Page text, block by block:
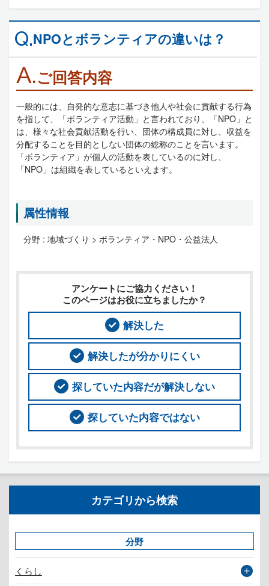
Q.NPOとボランティアの違いは？
A.ご回答内容
一般的には、自発的な意志に基づき他人や社会に貢献する行為
を指して、「ボランティア活動」と言われており、「NPO」と
は、様々な社会貢献活動を行い、団体の構成員に対し、収益を
分配することを目的としない団体の総称のことを言います。
「ボランティア」が個人の活動を表しているのに対し、
「NPO」は組織を表しているといえます。
属性情報
分野 : 地域づくり > ボランティア・NPO・公益法人
アンケートにご協力ください！
このページはお役に立ちましたか？
解決した
解決したが分かりにくい
探していた内容だが解決しない
探していた内容ではない
カテゴリから検索
分野
くらし